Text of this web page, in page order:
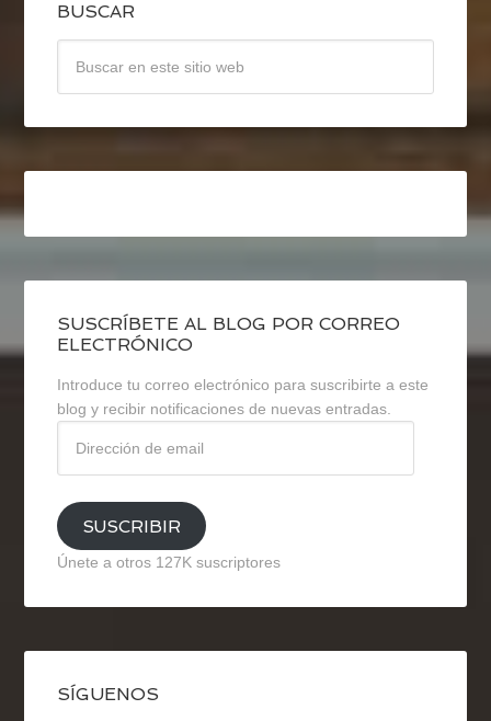
BUSCAR
SUSCRÍBETE AL BLOG POR CORREO
ELECTRÓNICO
Introduce tu correo electrónico para suscribirte a este
blog y recibir notificaciones de nuevas entradas.
email
SUSCRIBIR
Únete a otros 127K suscriptores
SÍGUENOS